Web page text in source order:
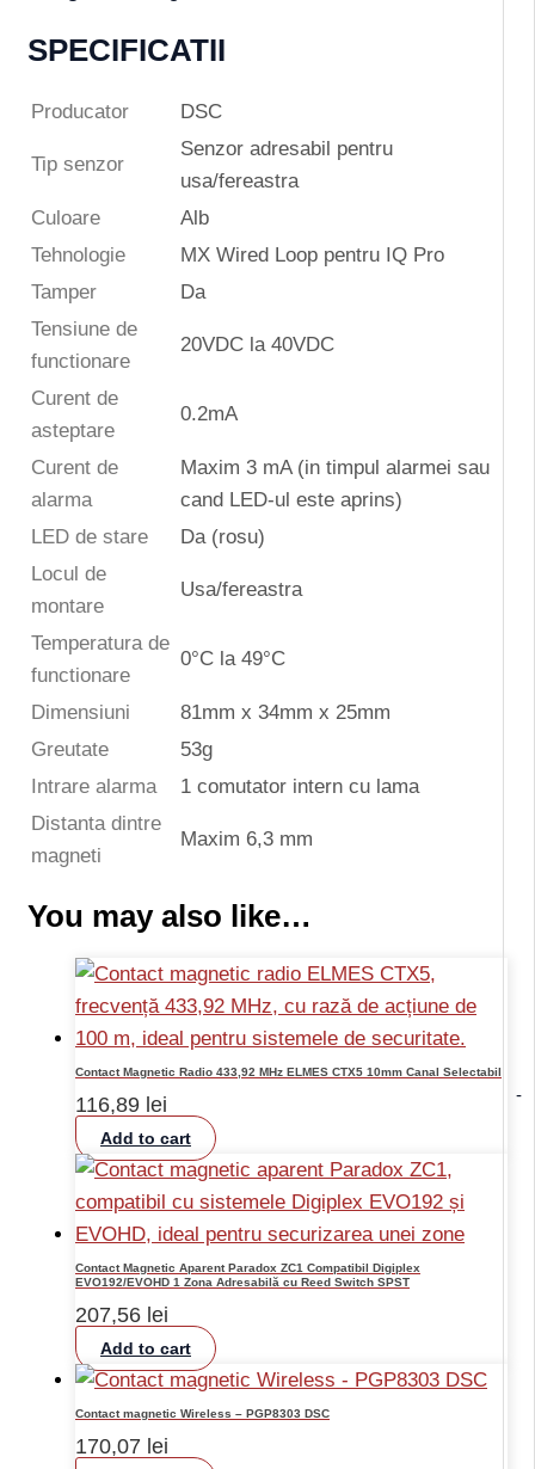
-
SPECIFICATII
Producator DSC
Tip senzor
Senzor adresabil pentru
usa/fereastra
Culoare
Alb
Tehnologie
MX Wired Loop pentru IQ Pro
Tamper
Da
Tensiune de
functionare
20VDC la 40VDC
Curent de
asteptare
0.2mA
Curent de
alarma
Maxim 3 mA (in timpul alarmei sau
cand LED-ul este aprins)
LED de stare
Da (rosu)
Locul de
montare
Usa/fereastra
Temperatura de
functionare
0°C la 49°C
Dimensiuni
81mm x 34mm x 25mm
Greutate
53g
Intrare alarma
1 comutator intern cu lama
Distanta dintre
magneti
Maxim 6,3 mm
You may also like…
Contact Magnetic Radio 433,92 MHz ELMES CTX5 10mm Canal Selectabil
116,89 lei
Add to cart
Contact Magnetic Aparent Paradox ZC1 Compatibil Digiplex
EVO192/EVOHD 1 Zona Adresabilă cu Reed Switch SPST
207,56 lei
Add to cart
Contact magnetic Wireless – PGP8303 DSC
170,07 lei